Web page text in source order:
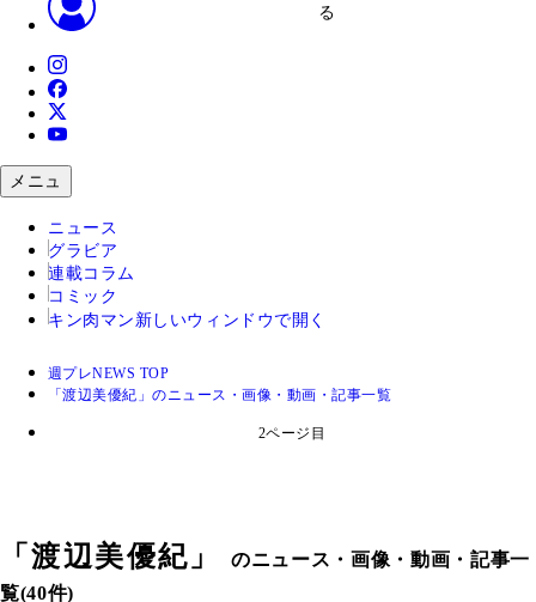
る
メニュ
ニュース
グラビア
連載コラム
コミック
キン肉マン 新しいウィンドウで開く
週プレNEWS TOP
「渡辺美優紀」のニュース・画像・動画・記事一覧
2ページ目
「渡辺美優紀 」のニュース・画像・動画・記事一
覧(40件)